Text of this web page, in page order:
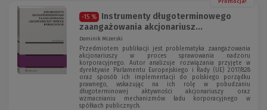
Promocja!
-15 %
Instrumenty długoterminowego
zaangażowania akcjonariusz...
Dominik Mizerski
Przedmiotem publikacji jest problematyka zaangażowania
akcjonariuszy w proces sprawowania nadzoru
korporacyjnego. Autor analizuje rozwiązania przyjęte w
dyrektywie Parlamentu Europejskiego i Rady (UE) 2017/828
oraz sposób ich implementacji do polskiego porządku
prawnego, wskazując na ich rolę w pobudzaniu
długoterminowej aktywności akcjonariuszy oraz
wzmacnianiu mechanizmów ładu korporacyjnego w
spółkach publicznych.